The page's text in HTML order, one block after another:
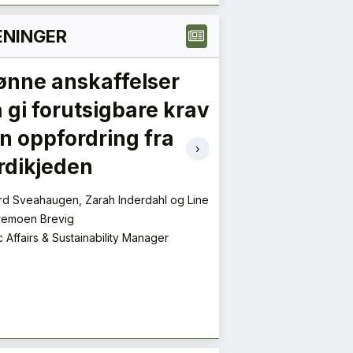
anskaffelser
gi forutsigbare krav
oppfordring fra
Sveahaugen, Zarah Inderdahl og Line
Brevig
Affairs & Sustainability Manager
›